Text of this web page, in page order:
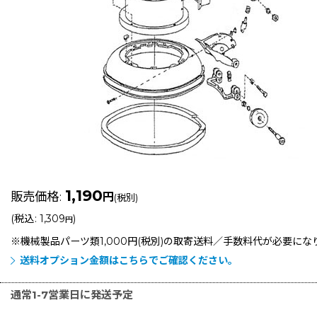
販売価格: 1,190 円 (税別)
(税込: 1,309円)
※機械製品パーツ類1,000円(税別)の取寄送料／手数料代が必要にな
送料オプション金額はこちらでご確認ください。
通常1-7営業日に発送予定